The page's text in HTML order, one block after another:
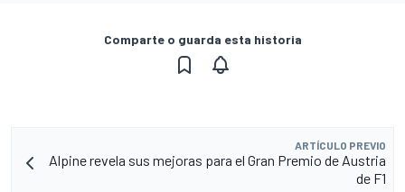
Comparte o guarda esta historia
ARTÍCULO PREVIO
Alpine revela sus mejoras para el Gran Premio de Austria
de F1